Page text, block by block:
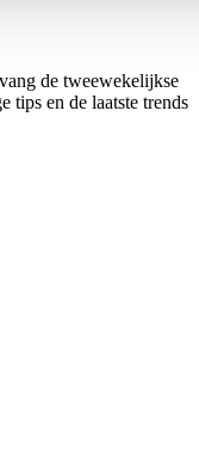
de tweewekelijkse
tips en de laatste trends